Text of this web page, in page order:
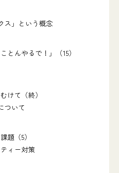
ス」という概念
とんやるで！」（15）
けて（終）
ついて
題（5）
ィー対策